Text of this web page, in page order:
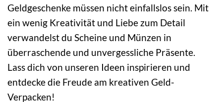
Geldgeschenke müssen nicht einfallslos sein. Mit
ein wenig Kreativität und Liebe zum Detail
verwandelst du Scheine und Münzen in
überraschende und unvergessliche Präsente.
Lass dich von unseren Ideen inspirieren und
entdecke die Freude am kreativen Geld-
Verpacken!